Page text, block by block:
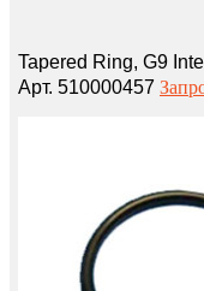
Tapered Ring, G9
Арт. 510000457